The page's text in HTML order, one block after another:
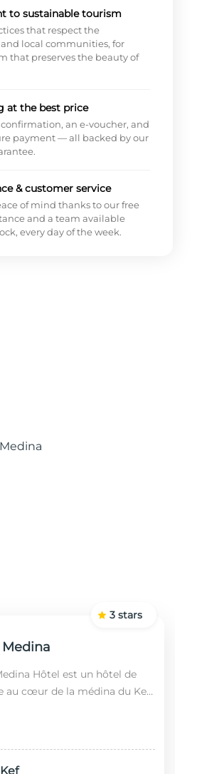
to sustainable tourism
that respect the
local communities, for
that preserves the beauty of
at the best price
an e-voucher, and
payment — all backed by our
& customer service
of mind thanks to our free
and a team available
every day of the week.
Medina
Hôtel est un hôtel de
au cœur de la médina du Kef,
3 stars